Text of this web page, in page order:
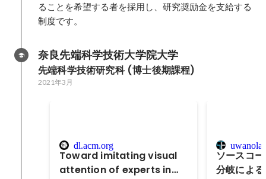
ることを希望する者を採用し、研究奨励金を支給する
制度です。
奈良先端科学技術大学院大学
先端科学技術研究科 (博士後期課程)
2021年3月
dl.acm.org
Toward imitating visual
attention of experts in
ソースコ
分岐によ